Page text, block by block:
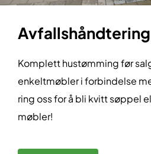
Avfallshåndtering
Komplett hustømming før
enkeltmøbler i forbindelse
ring oss for å bli kvitt søppel
møbler!